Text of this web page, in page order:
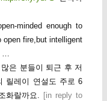
minded enough to
open fire,but intelligent
…
은 분들이 퇴근 후 저
릴레이 연설도 주로 6
화랄까요. [in reply to